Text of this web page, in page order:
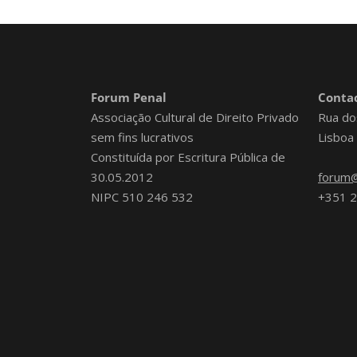
Forum Penal
Associação Cultural de Direito Privado
sem fins lucrativos
Constituída por Escritura Pública de
30.05.2012
NIPC 510 246 532
Rua
Lisboa
+351